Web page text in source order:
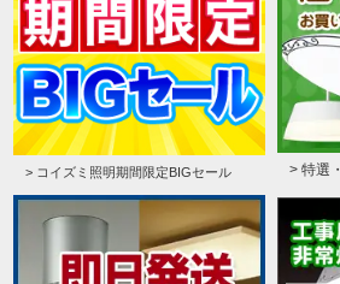
> コイズミ照明期間限定BIGセール > 特選